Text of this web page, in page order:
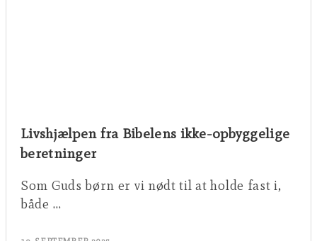
Livshjælpen fra Bibelens ikke-opbyggelige
beretninger
Som Guds børn er vi nødt til at holde fast i,
både …